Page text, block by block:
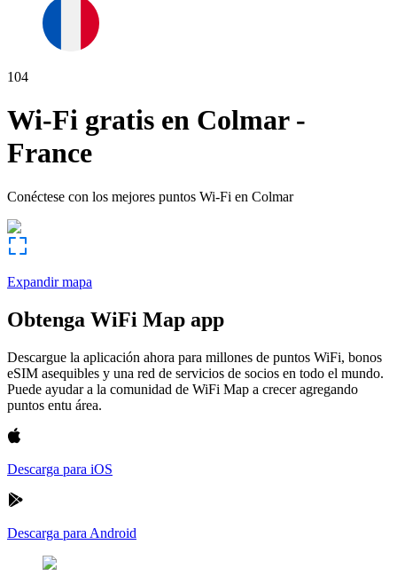
104
Wi-Fi gratis en Colmar-
France
Conéctese con los mejores puntos Wi-Fi en Colmar
Expandir mapa
Obtenga WiFi Map app
Descargue la aplicación ahora para millones de puntos WiFi, bonos
eSIM asequibles y una red de servicios de socios en todo el mundo.
Puede ayudar a la comunidad de WiFi Map a crecer agregando
puntos entu área.
Descarga para iOS
Descarga para Android